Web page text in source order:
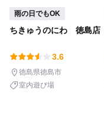
釣り
潮干狩り
雨の日でもOK
ちきゅうのにわ 徳島店
3.6
徳島県徳島市
室内遊び場